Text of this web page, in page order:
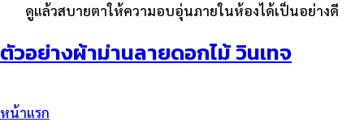
ดูแล้วสบายตาให้ความอบอุ่นภายในห้องได้เป็นอย่างดี
ตัวอย่างผ้าม่านลายดอกไม้ วินเทจ
หน้าแรก